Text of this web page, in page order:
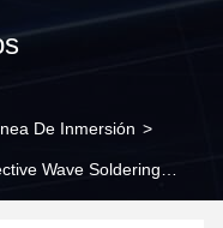
De Inmersión >
Wave Soldering